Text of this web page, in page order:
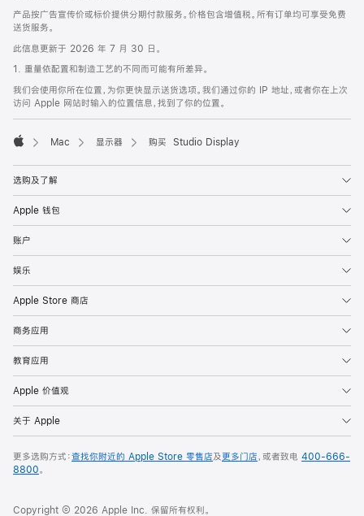
产品按广告宣传价或标价提供分期付款服务。价格包含增值税。所有订单均可享受免费
送货服务。
此信息更新于 2026 年 7 月 30 日。
1. 重量依配置和制造工艺的不同而可能有所差异。
我们会使用你所在位置，为你更快显示送货选项。我们通过你的 IP 地址，或者你在上次
访问 Apple 网站时输入的位置信息，找到了你的位置。
Mac 显示器 购买 Studio Display
选购及了解
Apple 钱包
账户
娱乐
Apple Store 商店
商务应用
教育应用
Apple 价值观
关于 Apple
更多选购方式：查找你附近的 Apple Store 零售店及更多门店，或者致电 400-666-
8800。
Copyright © 2026 Apple Inc. 保留所有权利。